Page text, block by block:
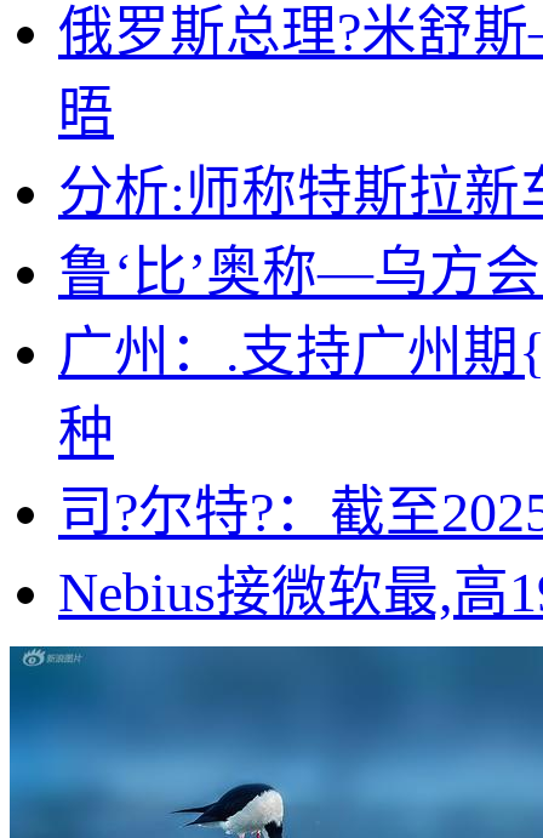
俄罗斯总理?米舒
晤
分析:师称特斯拉新
鲁‘比’奥称—乌方
广州：.支持广州
种
司?尔特?：截至
Nebius接微软最,高